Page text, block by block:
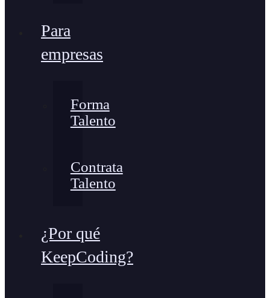
Para
empresas
Forma
Talento
Contrata
Talento
¿Por qué
KeepCoding?